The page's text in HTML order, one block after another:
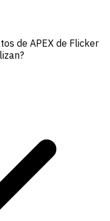
de APEX de Flicker